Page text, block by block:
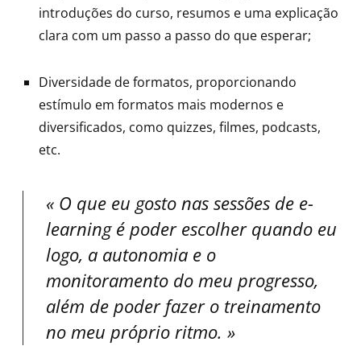
introduções do curso, resumos e uma explicação
clara com um passo a passo do que esperar;
Diversidade de formatos, proporcionando
estímulo em formatos mais modernos e
diversificados, como quizzes, filmes, podcasts,
etc.
O que eu gosto nas sessões de e-
learning é poder escolher quando eu
logo, a autonomia e o
monitoramento do meu progresso,
além de poder fazer o treinamento
no meu próprio ritmo.